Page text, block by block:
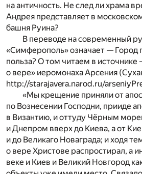
на античность. Не след ли храма
Андрея представляет в
башня Руина?
В переводе на современный
«Симферополь» означает — Город
польза? О том читаем в
о вере» иеромонаха Арсения
http://starajavera.narod.ru/
«Мы крещение приняли от
по Вознесении Господни, прииде
в Византию, и оттуду Чёрным
и Днепром вверх до Киева, а от
и до Великаго Новаграда; и ходя
о вере Христове распростирал, а
веке и Киев и Великий Новгород